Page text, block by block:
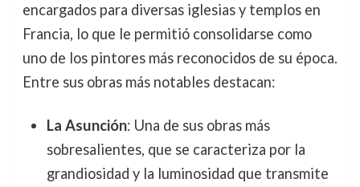
encargados para diversas iglesias y templos en
Francia, lo que le permitió consolidarse como
uno de los pintores más reconocidos de su época.
Entre sus obras más notables destacan:
La Asunción: Una de sus obras más
sobresalientes, que se caracteriza por la
grandiosidad y la luminosidad que transmite